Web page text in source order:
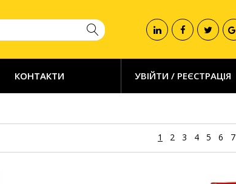
КОНТАКТИ УВІЙТИ / РЕЄСТРАЦІЯ
1 2 3 4 5 6 7